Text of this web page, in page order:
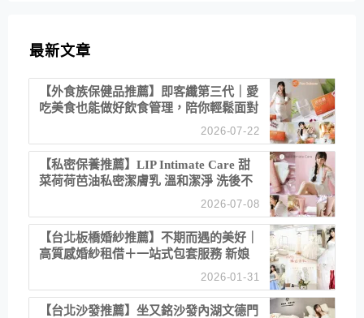
最新文章
【外食族保健品推薦】即客纖第三代｜愛
吃美食也能做好飲食管理，陪你輕鬆面對
2026-07-22
【私密保養推薦】LIP Intimate Care 甜
菜荷荷芭油私密潔膚乳 溫和潔淨 洗後不
2026-07-08
【台北板橋婚紗推薦】不期而遇的美好｜
高質感婚紗租借＋一站式包套服務 新娘
2026-01-31
【台北沙發推薦】坐又銘沙發內湖文德門